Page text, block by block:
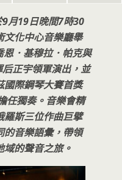
9月19日晚間7時30
文化中心音樂廳舉
．基穆拉．帕克與
正宇領軍演出，並
國際鋼琴大賽首獎
任獨奏。音樂會精
羅斯三位作曲巨擘
的音樂語彙，帶領
的聲音之旅。